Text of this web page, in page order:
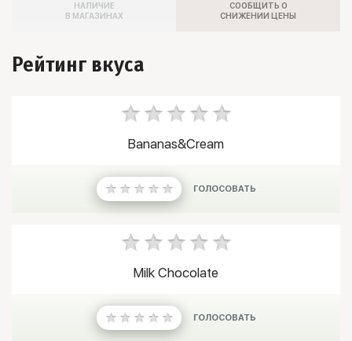
НАЛИЧИЕ
В МАГАЗИНАХ
СООБЩИТЬ О
СНИЖЕНИИ ЦЕНЫ
Рейтинг вкуса
Bananas&Cream
ГОЛОСОВАТЬ
Milk Chocolate
ГОЛОСОВАТЬ